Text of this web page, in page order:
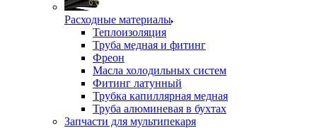
Расходные материалы
Теплоизоляция
Труба медная и фитинг
Фреон
Масла холодильных систем
Фитинг латунный
Трубка капиллярная медная
Труба алюминевая в бухтах
Запчасти для мультипекаря